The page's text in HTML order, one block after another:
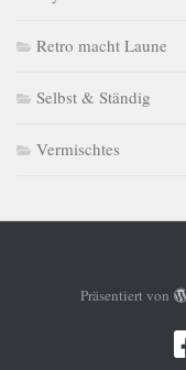
Retro macht Laune
Selbst & Ständig
Vermischtes
Präsentiert von